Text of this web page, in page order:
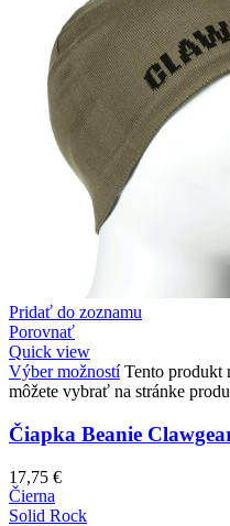
Pridať do zoznamu
Porovnať
Quick view
Výber možností Tento produkt
môžete vybrať na stránke
Čiapka Beanie
17,75 €
Čierna
Solid Rock